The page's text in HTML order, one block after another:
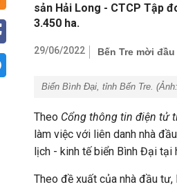
sản Hải Long - CTCP Tập
3.450 ha.
29/06/2022 Bến Tre mời
Biển Bình Đại, tỉnh Bến Tre. (Ảnh:
Theo Cổng thông tin điện tử
làm việc với liên danh nhà
lịch - kinh tế biển Bình Đại tại
Theo đề xuất của nhà đầu